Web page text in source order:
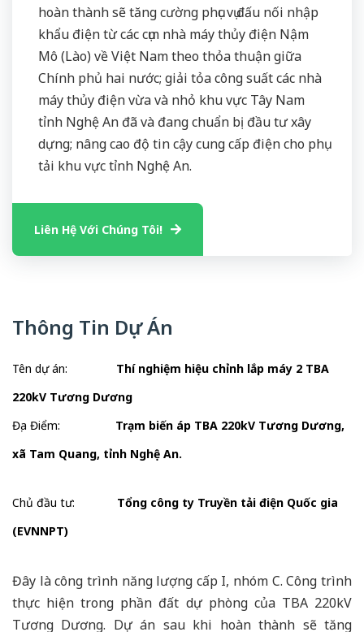
hoàn thành sẽ tăng cường phục vụ đấu nối nhập
khẩu điện từ các cụm nhà máy thủy điện Nậm
Mô (Lào) về Việt Nam theo thỏa thuận giữa
Chính phủ hai nước; giải tỏa công suất các nhà
máy thủy điện vừa và nhỏ khu vực Tây Nam
tỉnh Nghệ An đã và đang chuẩn bị đầu tư xây
dựng; nâng cao độ tin cậy cung cấp điện cho phụ
tải khu vực tỉnh Nghệ An.
Liên Hệ Với Chúng Tôi!
Thông Tin Dự Án
Tên dự án: Thí nghiệm hiệu chỉnh lắp máy 2 TBA
220kV Tương Dương
Địa Điểm: Trạm biến áp TBA 220kV Tương Dương,
xã Tam Quang, tỉnh Nghệ An.
Chủ đầu tư: Tổng công ty Truyền tải điện Quốc gia
(EVNNPT)
Đây là công trình năng lượng cấp I, nhóm C. Công trình
thực hiện trong phần đất dự phòng của TBA 220kV
Tương Dương. Dự án sau khi hoàn thành sẽ tăng